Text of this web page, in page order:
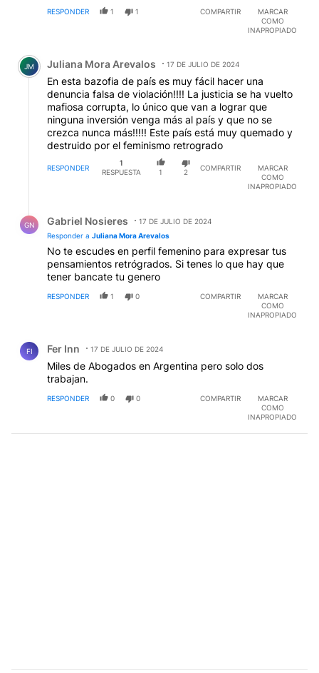
RESPONDER 1 1 COMPARTIR
MARCAR
COMO
INAPROPIADO
Comentario de Juliana Mora Arevalos.
JM Juliana Mora Arevalos 17 DE JULIO DE 2024
En esta bazofia de país es muy fácil hacer una
denuncia falsa de violación!!!! La justicia se ha vuelto
mafiosa corrupta, lo único que van a lograr que
ninguna inversión venga más al país y que no se
crezca nunca más!!!!! Este país está muy quemado y
destruido por el feminismo retrogrado
RESPONDER
1
RESPUESTA
1 2
COMPARTIR
MARCAR
COMO
INAPROPIADO
GN Gabriel Nosieres
17 DE JULIO DE 2024
Responder a Juliana Mora Arevalos
No te escudes en perfil femenino para expresar tus
pensamientos retrógrados. Si tenes lo que hay que
tener bancate tu genero
RESPONDER 1 0 COMPARTIR
MARCAR
COMO
INAPROPIADO
FI Fer Inn 17 DE JULIO DE 2024
Miles de Abogados en Argentina pero solo dos
trabajan.
RESPONDER 0 0 COMPARTIR
MARCAR
COMO
INAPROPIADO